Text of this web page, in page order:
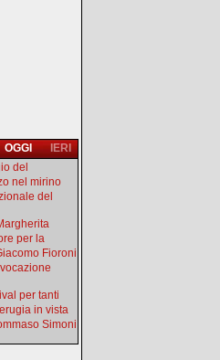
IERI
OGGI
del
nel mirino
del
per la
Fioroni
per tanti
in vista
Simoni